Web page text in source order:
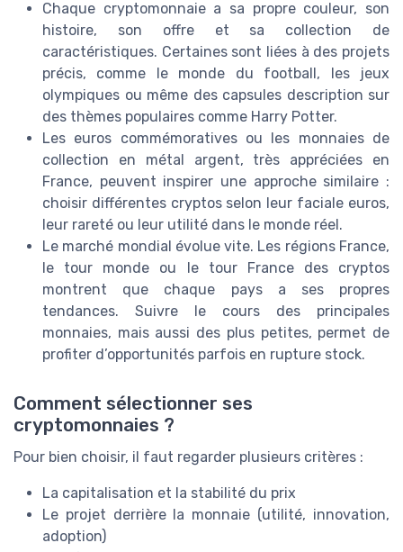
Chaque cryptomonnaie a sa propre couleur, son
histoire, son offre et sa collection de
caractéristiques. Certaines sont liées à des projets
précis, comme le monde du football, les jeux
olympiques ou même des capsules description sur
des thèmes populaires comme Harry Potter.
Les euros commémoratives ou les monnaies de
collection en métal argent, très appréciées en
France, peuvent inspirer une approche similaire :
choisir différentes cryptos selon leur faciale euros,
leur rareté ou leur utilité dans le monde réel.
Le marché mondial évolue vite. Les régions France,
le tour monde ou le tour France des cryptos
montrent que chaque pays a ses propres
tendances. Suivre le cours des principales
monnaies, mais aussi des plus petites, permet de
profiter d’opportunités parfois en rupture stock.
Comment sélectionner ses
cryptomonnaies ?
Pour bien choisir, il faut regarder plusieurs critères :
La capitalisation et la stabilité du prix
Le projet derrière la monnaie (utilité, innovation,
adoption)